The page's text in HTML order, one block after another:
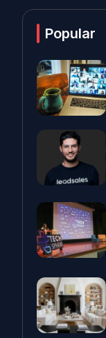
Popular